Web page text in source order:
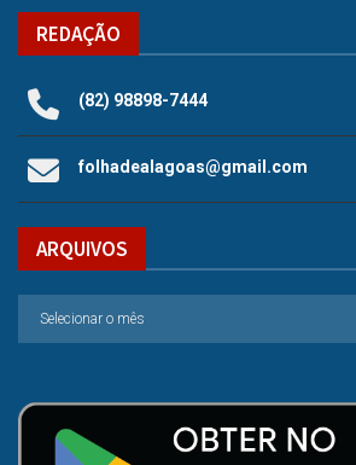
REDAÇÃO
(82) 98898-7444
folhadealagoas@gmail.com
ARQUIVOS